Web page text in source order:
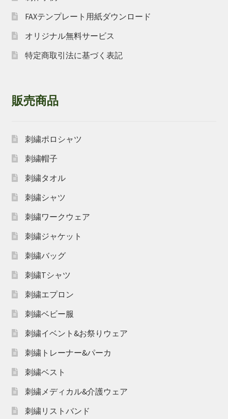
FAXテンプレート用紙ダウンロード
オリジナル無料サービス
特定商取引法に基づく表記
販売商品
刺繍ポロシャツ
刺繍帽子
刺繍タオル
刺繍シャツ
刺繍ワークウェア
刺繍ジャケット
刺繍バッグ
刺繍Tシャツ
刺繍エプロン
刺繍ベビー服
刺繍イベント&お祭りウェア
刺繍トレーナー&パーカ
刺繍ベスト
刺繍メディカル&介護ウェア
刺繍リストバンド